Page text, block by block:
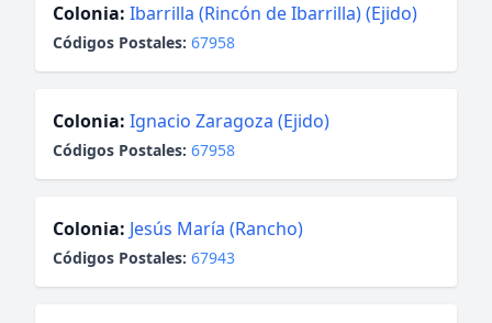
Colonia: Ibarrilla (Rincón de Ibarrilla) (Ejido)
Códigos Postales: 67958
Colonia: Ignacio Zaragoza (Ejido)
Códigos Postales: 67958
Colonia: Jesús María (Rancho)
Códigos Postales: 67943